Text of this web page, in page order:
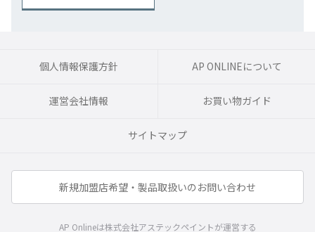
個人情報保護方針 AP ONLINEについて
運営会社情報 お買い物ガイド
サイトマップ
新規加盟店希望・製品取扱いのお問い合わせ
AP Onlineは株式会社アステックペイントが運営する